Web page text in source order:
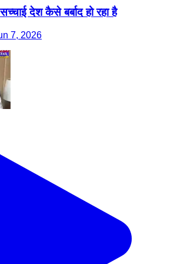
देश कैसे बर्बाद हो रहा है
7, 2026